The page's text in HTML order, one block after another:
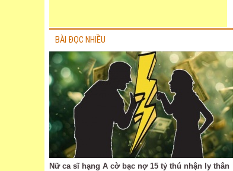
BÀI ĐỌC NHIỀU
Nữ ca sĩ hạng A cờ bạc nợ 15 tỷ thú nhận ly thân